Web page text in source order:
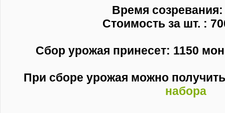
Время
Стоимость за шт. :
Сбор урожая принесет: 1150
При сборе урожая можно
набора